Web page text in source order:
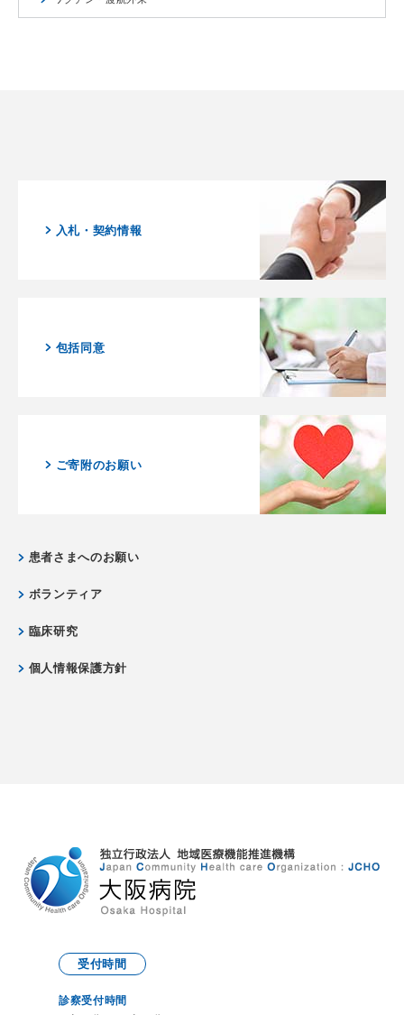
入札・契約情報
包括同意
ご寄附のお願い
患者さまへのお願い
ボランティア
臨床研究
個人情報保護方針
受付時間
診察受付時間